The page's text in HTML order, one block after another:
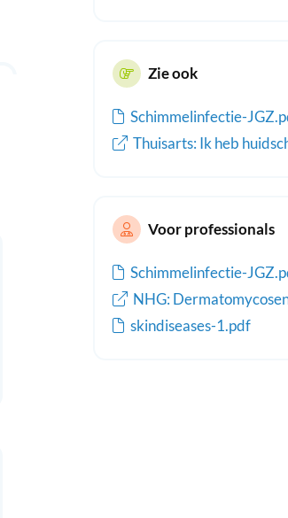
Zie ook
Schimmelinfectie-
Thuisarts: Ik heb
Voor professionals
Schimmelinfectie-
NHG:
skindiseases-1.pdf